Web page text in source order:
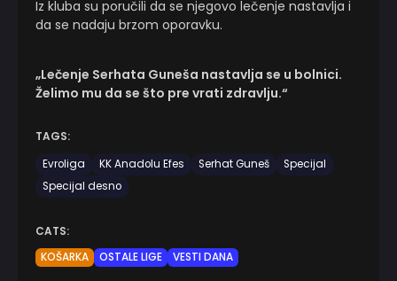
Iz kluba su poručili da se njegovo lečenje nastavlja i
da se nadaju brzom oporavku.
„Lečenje Serhata Guneša nastavlja se u bolnici.
Želimo mu da se što pre vrati zdravlju.“
TAGS:
Evroliga
KK Anadolu Efes Serhat Guneš
Specijal
Specijal desno
CATS:
KOŠARKA
OSTALE LIGE VESTI DANA